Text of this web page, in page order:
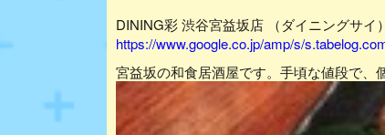
DINING彩 渋谷宮益坂店 （ダイニングサイ
https://www.google.co.jp/amp/s/
宮益坂の和食居酒屋です。手頃な値段で、